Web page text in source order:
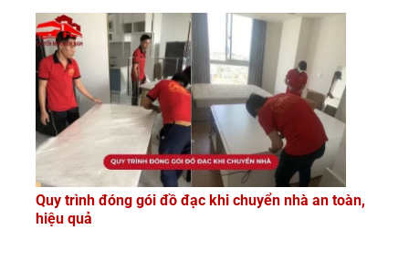
Quy trình đóng gói đồ đạc khi chuyển nhà an toàn,
hiệu quả